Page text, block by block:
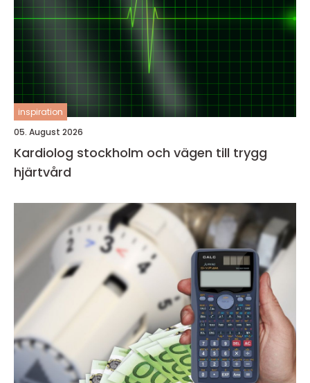
inspiration
05. August 2026
Kardiolog stockholm och vägen till trygg
hjärtvård